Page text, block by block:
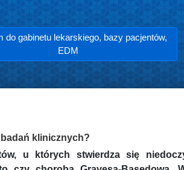
do gabinetu lekarskiego, bazy pacjentów,
EDM
klinicznych?
u których stwierdza się